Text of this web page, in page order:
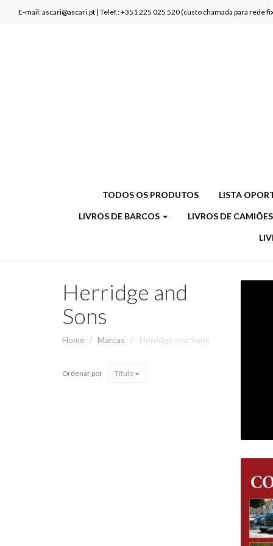
E-mail: ascari@ascari.pt | Telef.: +351 225 025 520 (custo chamada para rede
TODOS OS PRODUTOS LISTA
LIVROS DE BARCOS LIVROS DE
Herridge and
Sons
Home Marcas Herridge and Sons
Ordenar por Título